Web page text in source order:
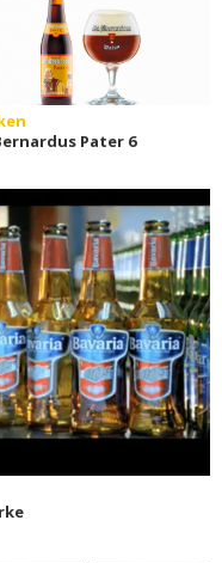
Pater 6